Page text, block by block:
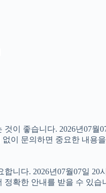
이 좋습니다. 2026년07
이 문의하면 중요한 내용
니다. 2026년07월07일
정확한 안내를 받을 수 있습